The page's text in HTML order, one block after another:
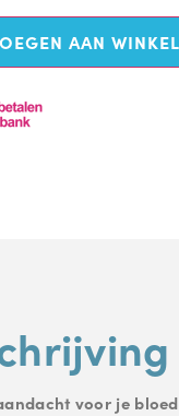
AAN
voor je